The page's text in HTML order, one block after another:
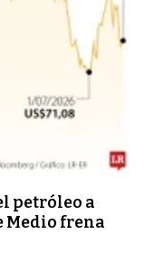
petróleo a
Medio frena